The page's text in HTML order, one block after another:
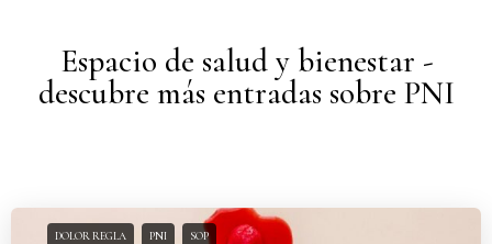
Espacio de salud y bienestar -
descubre más entradas sobre PNI
DOLOR REGLA PNI SOP